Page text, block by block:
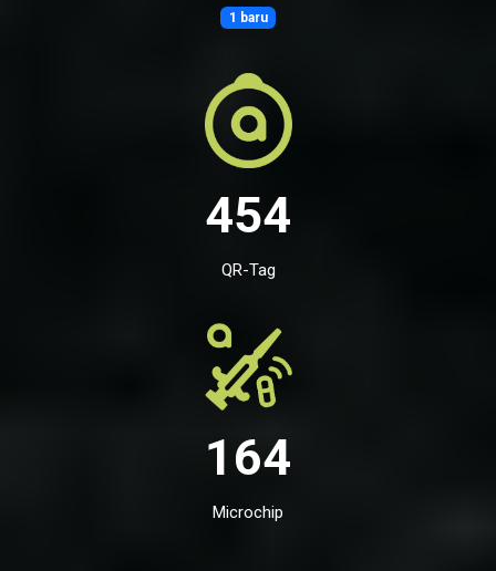
1 baru
454
QR-Tag
164
Microchip